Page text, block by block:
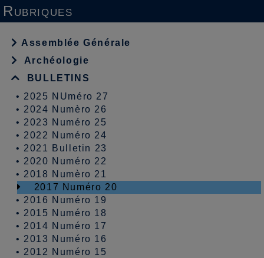
Rubriques
Assemblée Générale
Archéologie
BULLETINS
• 2025 NUméro 27
• 2024 Numèro 26
• 2023 Numéro 25
• 2022 Numéro 24
• 2021 Bulletin 23
• 2020 Numéro 22
• 2018 Numèro 21
2017 Numéro 20
• 2016 Numéro 19
• 2015 Numéro 18
• 2014 Numéro 17
• 2013 Numéro 16
• 2012 Numéro 15